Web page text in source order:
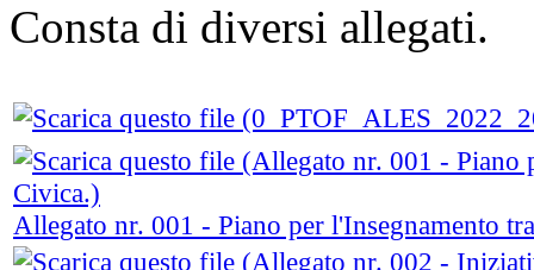
Consta di diversi allegati.
Allegato nr. 001 - Piano per l'Insegnamento